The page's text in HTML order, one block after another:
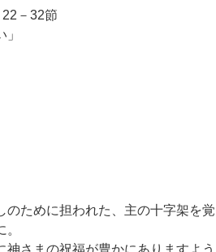
－32節
のために担われた、主の十字架を覚
神さまの祝福が豊かにありますよう